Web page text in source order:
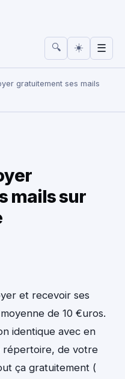
🔍 ☀️ ☰
gratuitement ses mails
mails sur
et recevoir ses
de 10 €uros.
identique avec en
répertoire, de votre
ça gratuitement (